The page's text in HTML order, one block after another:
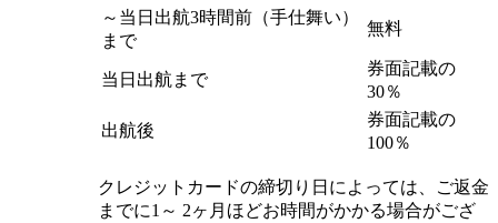
～当日出航3時間前（手仕舞い）
まで
無料
当日出航まで
券面記載の
30％
出航後
券面記載の
100％
クレジットカードの締切り日によっては、ご返金
までに1～ 2ヶ月ほどお時間がかかる場合がござ